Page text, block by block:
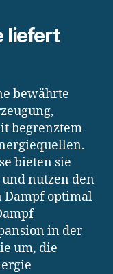
liefert
bewährte
begrenztem
bieten sie
nutzen den
Dampf optimal
in der
um, die